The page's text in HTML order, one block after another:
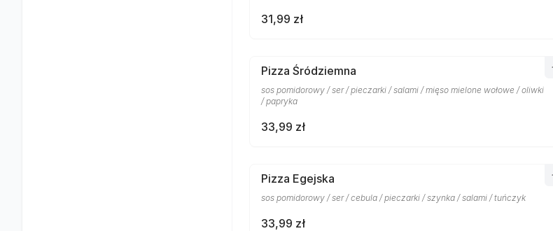
31,99 zł
Pizza Śródziemna
sos pomidorowy / ser / pieczarki / salami / mięso mielone wołowe / oliwki
/ papryka
33,99 zł
Pizza Egejska
sos pomidorowy / ser / cebula / pieczarki / szynka / salami / tuńczyk
33,99 zł